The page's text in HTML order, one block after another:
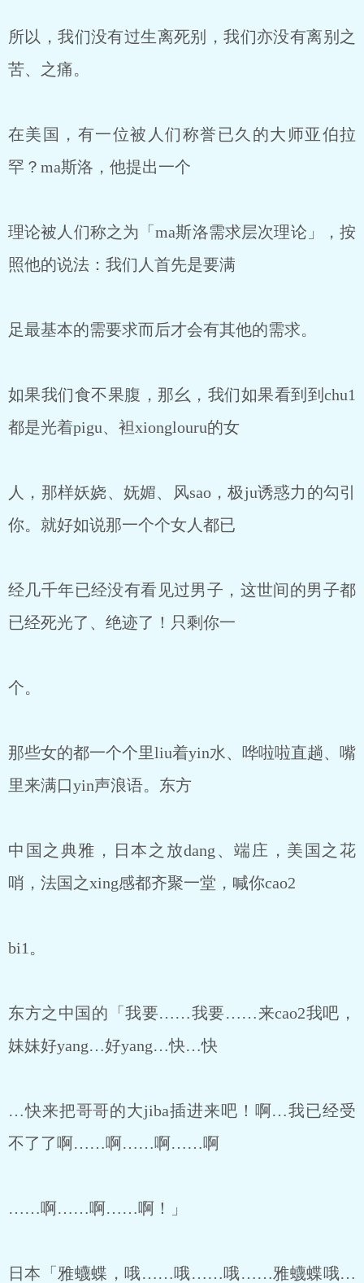
所以，我们没有过生离死别，我们亦没有离别之
苦、之痛。
在美国，有一位被人们称誉已久的大师亚伯拉
罕？ma斯洛，他提出一个
理论被人们称之为「ma斯洛需求层次理论」，按
照他的说法：我们人首先是要满
足最基本的需要求而后才会有其他的需求。
如果我们食不果腹，那幺，我们如果看到到chu1
都是光着pigu、袒xionglouru的女
人，那样妖娆、妩媚、风sao，极ju诱惑力的勾引
你。就好如说那一个个女人都已
经几千年已经没有看见过男子，这世间的男子都
已经死光了、绝迹了！只剩你一
个。
那些女的都一个个里liu着yin水、哗啦啦直趟、嘴
里来满口yin声浪语。东方
中国之典雅，日本之放dang、端庄，美国之花
哨，法国之xing感都齐聚一堂，喊你cao2
bi1。
东方之中国的「我要……我要……来cao2我吧，
妹妹好yang…好yang…快…快
…快来把哥哥的大jiba插进来吧！啊…我已经受
不了了啊……啊……啊……啊
……啊……啊……啊！」
日本「雅蠛蝶，哦……哦……哦……雅蠛蝶哦…